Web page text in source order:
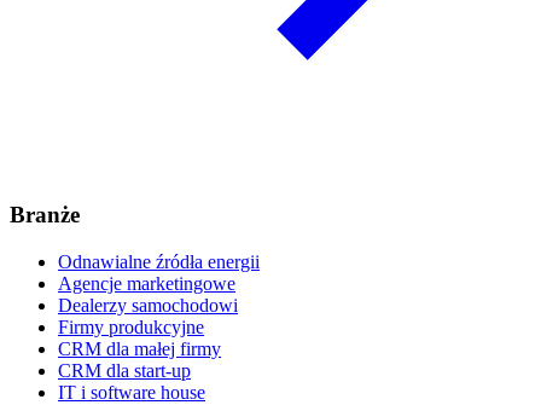
Branże
Odnawialne źródła energii
Agencje marketingowe
Dealerzy samochodowi
Firmy produkcyjne
CRM dla małej firmy
CRM dla start-up
IT i software house